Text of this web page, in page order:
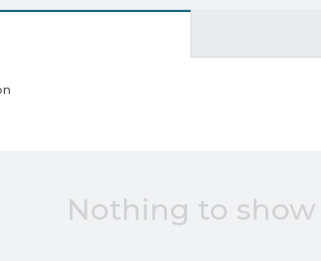
Nothing to show